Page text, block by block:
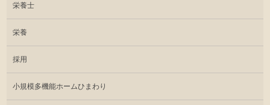
栄養士
栄養
採用
小規模多機能ホームひまわり